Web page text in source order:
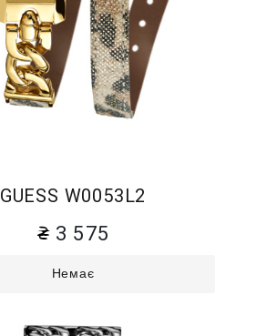
GUESS W0053L2
3 575
Немає